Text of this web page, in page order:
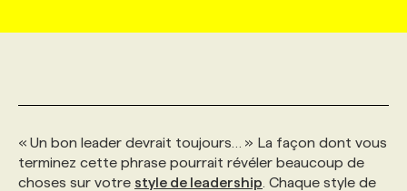
AFFAIRES DE L'INDUSTRIE
INITIATIVES NUMÉRIQUES
WEB & MÉDIAS SOCIAUX
MARKETING DURABLE
INFOLETTRE PUBLICITÉ
ANNONCEZ AVEC NOUS
CONSULTER LA CVTHÈQUE
PROFIL ENTREPRISE
VOIR LES OFFRES
PROFIL CANDIDAT
FAQ
ANNONCEZ AVEC NOUS
NOS FORMATIONS EN LIGNE
NOS PARCOURS DE FORMATIONS
CHASSE DE TÊTE
SERVICE DE CHASSE DE TÊTE
« Un bon leader devrait toujours… » La façon dont vous
terminez cette phrase pourrait révéler beaucoup de
choses sur votre style de leadership . Chaque style de